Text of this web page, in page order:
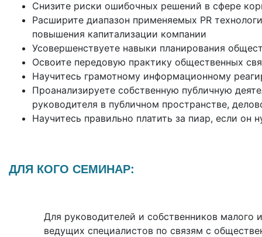
Снизите риски ошибочных решений в сфере
Расширите диапазон применяемых PR
повышения капитализации компании
Усовершенствуете навыки планирования
Освоите передовую практику общественных
Научитесь грамотному информационному
Проанализируете собственную публичную
руководителя в публичном пространстве,
Научитесь правильно платить за пиар, если он
ДЛЯ КОГО СЕМИНАР:
Для руководителей и собственников малого
ведущих специалистов по связям с